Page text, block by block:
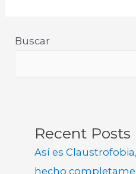
Buscar
Recent Posts
Así es
hecho